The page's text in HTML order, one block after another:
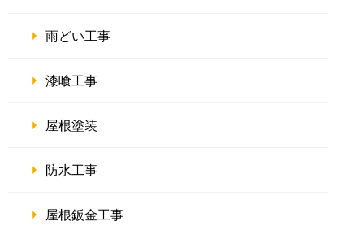
雨どい工事
漆喰工事
屋根塗装
防水工事
屋根鈑金工事